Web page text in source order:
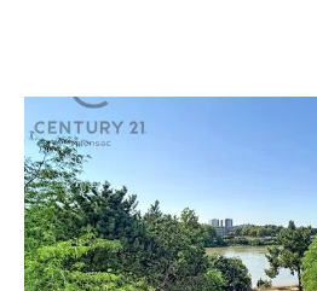
NANTES 44
82,06 m
Ref : 15401
Appartement F4 à vendre
241 000 €